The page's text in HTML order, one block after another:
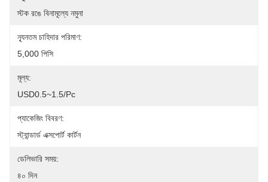
স্টক রঙে বিনামূল্যে নমুনা
ন্যূনতম চাহিদার পরিমাণ:
5,000 পিসি
মূল্য:
USD0.5~1.5/pc
প্যাকেজিং বিবরণ:
স্ট্যান্ডার্ড এক্সপোর্ট কার্টন
ডেলিভারি সময়:
৪০ দিন